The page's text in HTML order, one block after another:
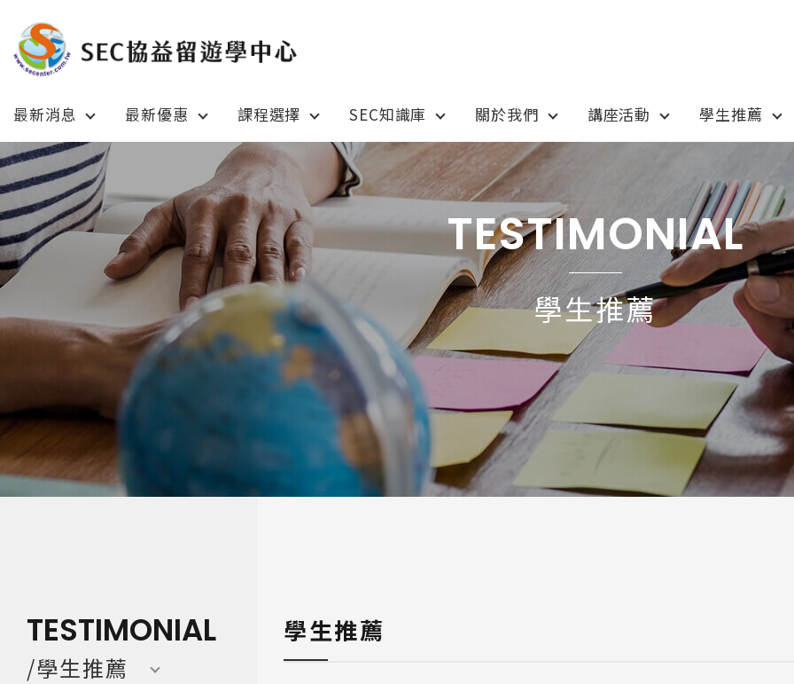
最新消息 最新優惠 課程選擇 SEC知識庫 關於我們 講座活動 學生推薦
Latest News 最新消息
綜合訊息
加拿大 Canada
日本 Japan
澳洲 Australia
英國 UK/愛爾蘭 Ireland
美國 USA
寒暑假遊學團 Camp
Promotion 最新優惠
加拿大 Canada
澳洲 Australia
英國 UK / 愛爾蘭IRELAND
美國 USA
紐西蘭 New Zealand
亞洲 Asia / 其他 Others
Program 課程選擇
語言學校
國高中小學校
專業技職｜海外工讀
寒暑假遊學團
學士碩士
TESTIMONIAL
學生推薦
TESTIMONIAL
/學生推薦
學生推薦